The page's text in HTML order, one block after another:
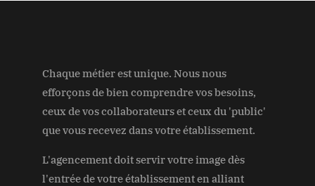
Chaque métier est unique. Nous nous
efforçons de bien comprendre vos besoins,
ceux de vos collaborateurs et ceux du 'public'
que vous recevez dans votre établissement.
L'agencement doit servir votre image dès
l'entrée de votre établissement en alliant